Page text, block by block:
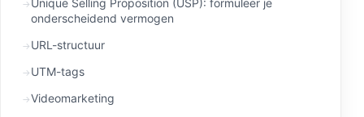
Unique Selling Proposition (USP): formuleer je
onderscheidend vermogen
URL-structuur
UTM-tags
Videomarketing